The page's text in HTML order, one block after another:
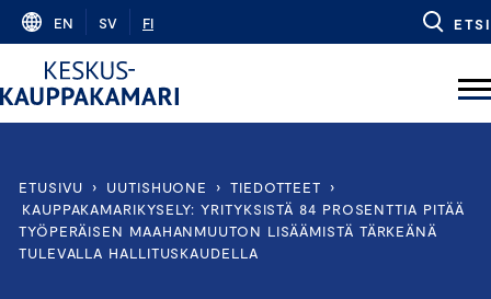
Skip
content
EN SV FI ETSI
ETUSIVU › UUTISHUONE › TIEDOTTEET
›
KAUPPAKAMARIKYSELY: YRITYKSISTÄ 84 PROSENTTIA PITÄÄ
TYÖPERÄISEN MAAHANMUUTON LISÄÄMISTÄ TÄRKEÄNÄ
TULEVALLA HALLITUSKAUDELLA